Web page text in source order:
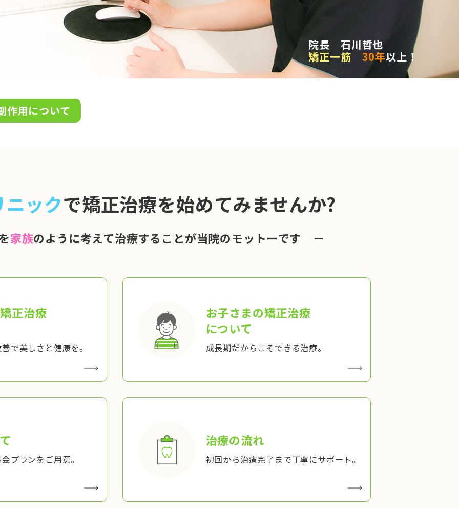
院長 石川哲也
矯正一筋
30年以上！
作用について
ックで矯正治療を始めてみませんか?
家族のように考えて治療することが当院のモットーです －
正治療
で美しさと健康を。
お子さまの矯正治療
について
成長期だからこそできる治療。
プランをご用意。
治療の流れ
初回から治療完了まで丁寧にサポート。